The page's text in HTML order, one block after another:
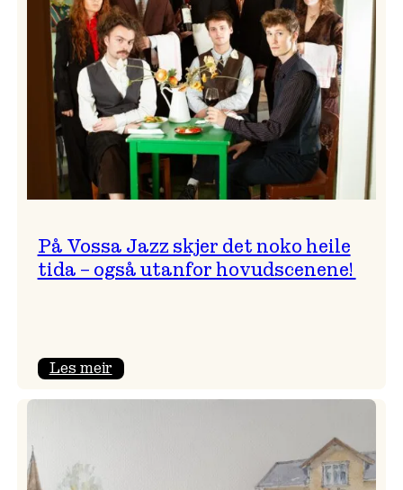
På Vossa Jazz skjer det noko heile
tida – også utanfor hovudscenene!
Les meir: